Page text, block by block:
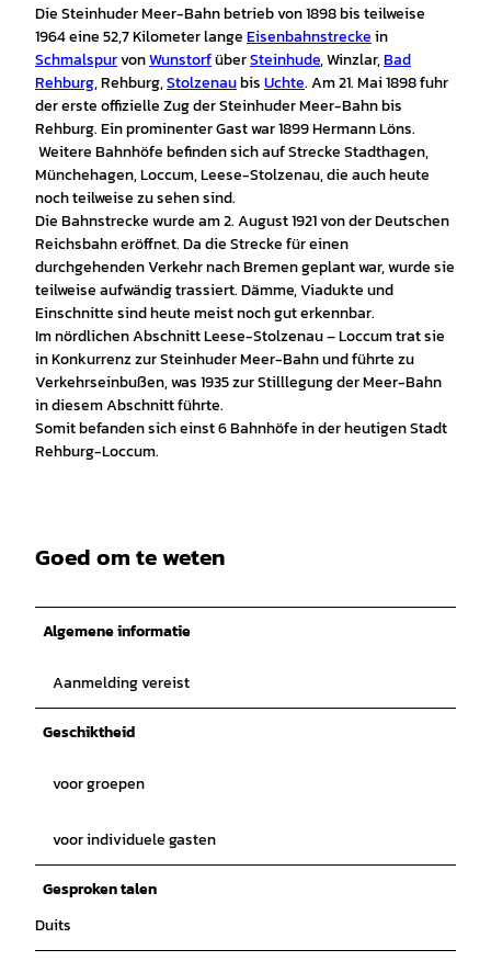
Die Steinhuder Meer-Bahn betrieb von 1898 bis teilweise
1964 eine 52,7 Kilometer langeEisenbahnstreckein
SchmalspurvonWunstorfüberSteinhude, Winzlar,Bad
Rehburg, Rehburg,StolzenaubisUchte. Am 21. Mai 1898 fuhr
der erste offizielle Zug der Steinhuder Meer-Bahn bis
Rehburg. Ein prominenter Gast war 1899 Hermann Löns.
Weitere Bahnhöfe befinden sich auf Strecke Stadthagen,
Münchehagen, Loccum, Leese-Stolzenau, die auch heute
noch teilweise zu sehen sind.
Die Bahnstrecke wurde am 2. August 1921 von der Deutschen
Reichsbahn eröffnet. Da die Strecke für einen
durchgehenden Verkehr nach Bremen geplant war, wurde sie
teilweise aufwändig trassiert. Dämme, Viadukte und
Einschnitte sind heute meist noch gut erkennbar.
Im nördlichen Abschnitt Leese-Stolzenau – Loccum trat sie
in Konkurrenz zur Steinhuder Meer-Bahn und führte zu
Verkehrseinbußen, was 1935 zur Stilllegung der Meer-Bahn
in diesem Abschnitt führte.
Somit befanden sich einst 6 Bahnhöfe in der heutigen Stadt
Rehburg-Loccum.
Goed om te weten
Algemene informatie
Aanmelding vereist
Geschiktheid
voor groepen
voor individuele gasten
Gesproken talen
Duits